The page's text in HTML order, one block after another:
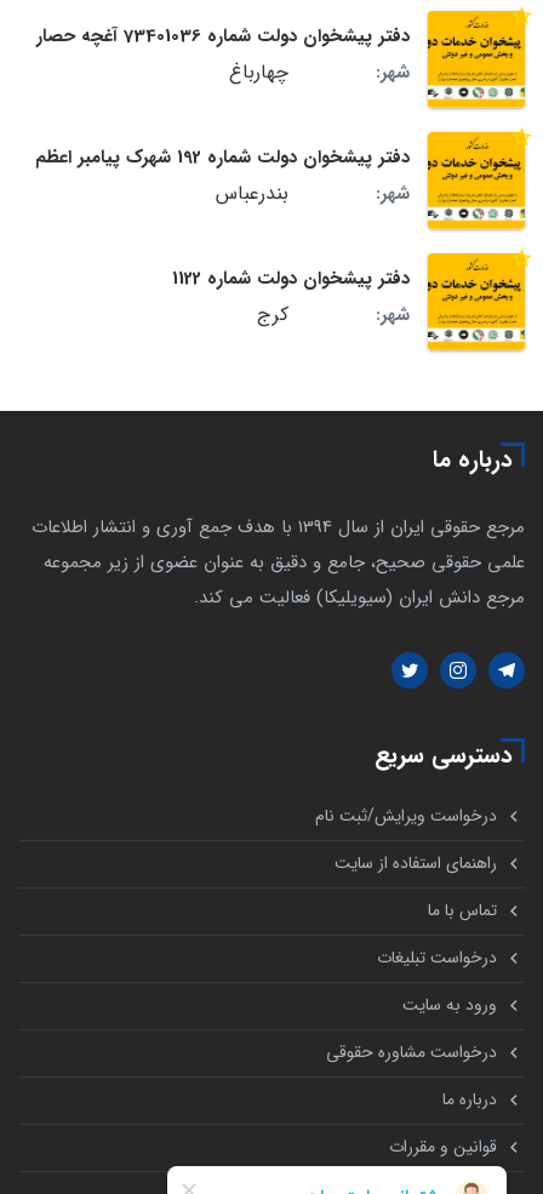
دفتر پیشخوان دولت شماره 73401036 آغچه حصار
شهر:
چهارباغ
دفتر پیشخوان دولت شماره 192 شهرک پیامبر اعظم
شهر:
بندرعباس
دفتر پیشخوان دولت شماره 1122
شهر:
کرج
درباره ما
مرجع حقوقی ایران از سال 1394 با هدف جمع آوری و انتشار اطلاعات
علمی حقوقی صحیح، جامع و دقیق به عنوان عضوی از زیر مجموعه
مرجع دانش ایران (سیویلیکا) فعالیت می کند.
دسترسی سریع
درخواست ویرایش/ثبت نام
راهنمای استفاده از سایت
تماس با ما
درخواست تبلیغات
ورود به سایت
درخواست مشاوره حقوقی
درباره ما
قوانین و مقررات